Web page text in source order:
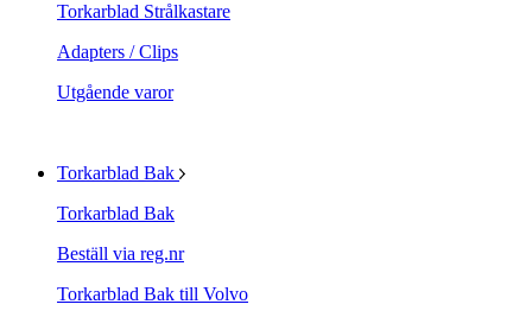
Torkarblad Strålkastare
Adapters / Clips
Utgående varor
Torkarblad Bak
Torkarblad Bak
Beställ via reg.nr
Torkarblad Bak till Volvo